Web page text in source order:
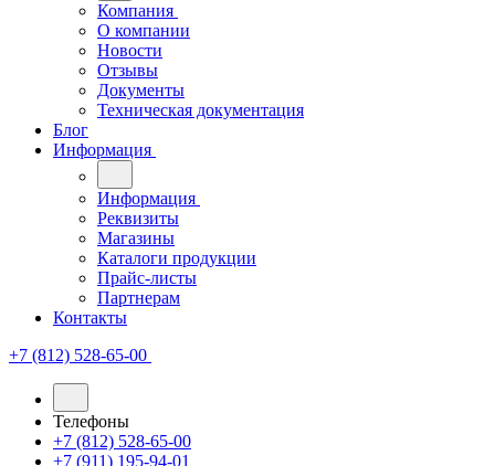
Компания
О компании
Новости
Отзывы
Документы
Техническая документация
Блог
Информация
Информация
Реквизиты
Магазины
Каталоги продукции
Прайс-листы
Партнерам
Контакты
+7 (812) 528-65-00
Телефоны
+7 (812) 528-65-00
+7 (911) 195-94-01